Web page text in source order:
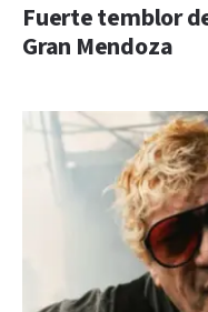
Fuerte temblor
Gran Mendoza